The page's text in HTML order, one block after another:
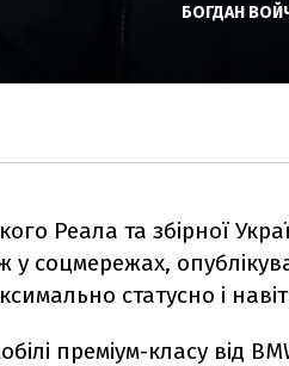
БОГДАН
Реала та збірної
у соцмережах,
статусно і
преміум-класу від